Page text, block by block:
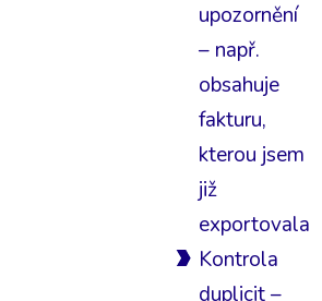
upozornění
– např.
obsahuje
fakturu,
kterou jsem
již
exportovala
Kontrola
duplicit –